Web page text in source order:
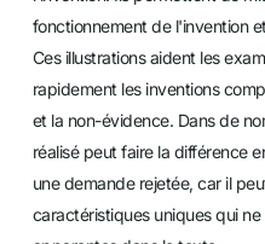
fonctionnement de l'invention
Ces illustrations aident les
rapidement les inventions
et la non-évidence. Dans de
réalisé peut faire la différence
une demande rejetée, car il
caractéristiques uniques qui